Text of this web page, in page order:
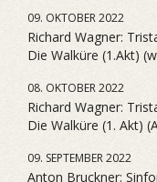
09. OKTOBER 2022
Richard Wagner:
Die Walküre (1.Akt)
08. OKTOBER 2022
Richard Wagner:
Die Walküre (1. Akt)
09. SEPTEMBER 2022
Anton Bruckner: